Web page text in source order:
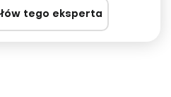
tego eksperta